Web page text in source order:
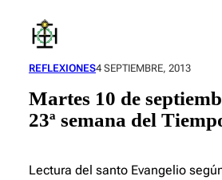
contenido
REFLEXIONES4 SEPTIEMBRE, 2013
Martes 10 de
23ª semana del
Lectura del santo Evangelio